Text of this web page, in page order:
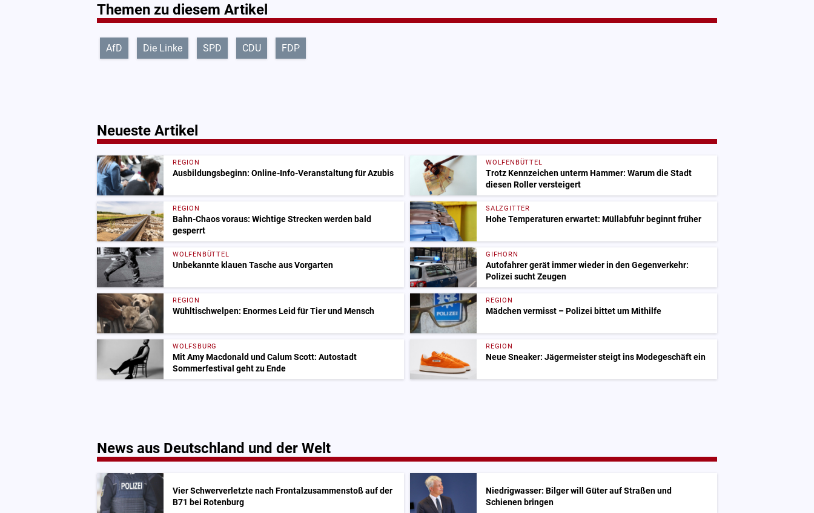
Themen zu diesem Artikel
AfD Die Linke SPD CDU FDP
Neueste Artikel
REGION
Ausbildungsbeginn: Online-Info-Veranstaltung für Azubis
WOLFENBÜTTEL
Trotz Kennzeichen unterm Hammer: Warum die Stadt
diesen Roller versteigert
REGION
Bahn-Chaos voraus: Wichtige Strecken werden bald
gesperrt
SALZGITTER
Hohe Temperaturen erwartet: Müllabfuhr beginnt früher
WOLFENBÜTTEL
Unbekannte klauen Tasche aus Vorgarten
GIFHORN
Autofahrer gerät immer wieder in den Gegenverkehr:
Polizei sucht Zeugen
REGION
Wühltischwelpen: Enormes Leid für Tier und Mensch
REGION
Mädchen vermisst – Polizei bittet um Mithilfe
WOLFSBURG
Mit Amy Macdonald und Calum Scott: Autostadt
Sommerfestival geht zu Ende
REGION
Neue Sneaker: Jägermeister steigt ins Modegeschäft ein
News aus Deutschland und der Welt
Vier Schwerverletzte nach Frontalzusammenstoß auf der
B71 bei Rotenburg
Niedrigwasser: Bilger will Güter auf Straßen und
Schienen bringen